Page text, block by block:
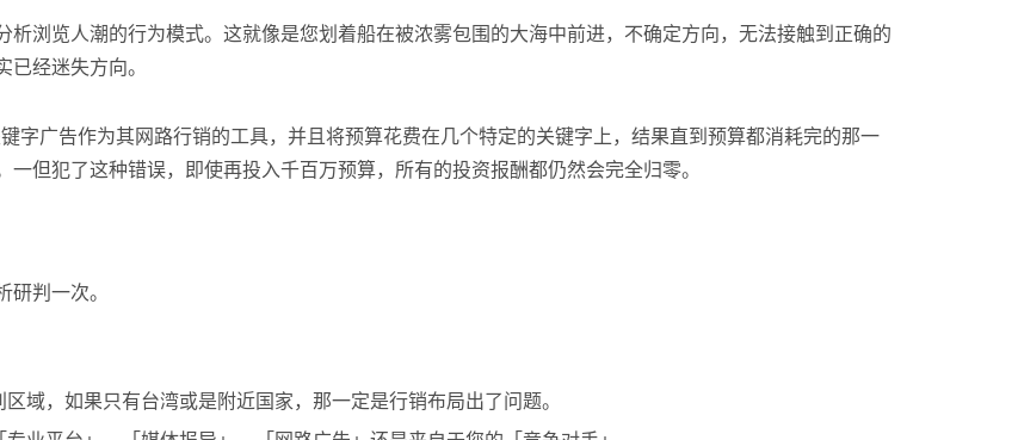
浏览人潮的行为模式。这就像是您划着船在被浓雾包围的大海中前进，不确定方向，无法接触到正确的
经迷失方向。
字广告作为其网路行销的工具，并且将预算花费在几个特定的​​关键字上，结果直到预算都消耗完的那一
但犯了这种错误，即使再投入千百万预算，所有的投资报酬都仍然会完全归零。
判一次。
域，如果只有台湾或是附近国家，那一定是行销布局出了问题。